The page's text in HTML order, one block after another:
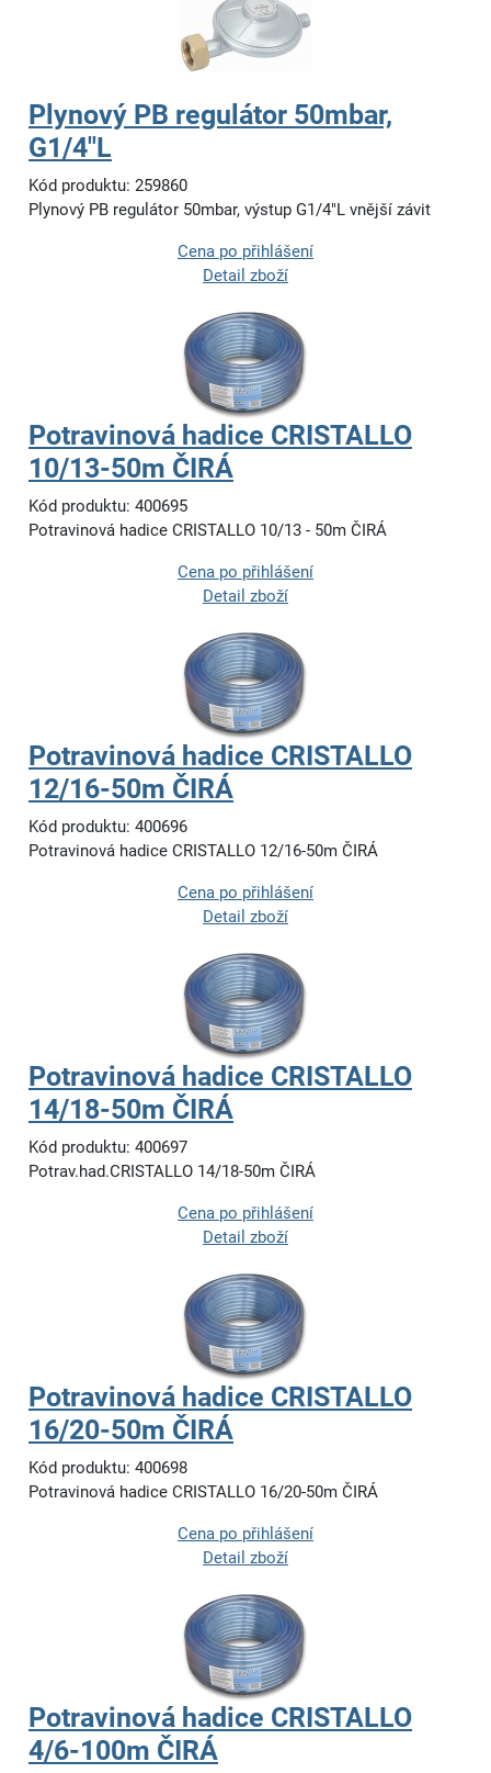
Plynový PB regulátor 50mbar,
G1/4"L
Kód produktu: 259860
Plynový PB regulátor 50mbar, výstup G1/4"L vnější závit
Cena po přihlášení
Detail zboží
Potravinová hadice CRISTALLO
10/13-50m ČIRÁ
Kód produktu: 400695
Potravinová hadice CRISTALLO 10/13 - 50m ČIRÁ
Cena po přihlášení
Detail zboží
Potravinová hadice CRISTALLO
12/16-50m ČIRÁ
Kód produktu: 400696
Potravinová hadice CRISTALLO 12/16-50m ČIRÁ
Cena po přihlášení
Detail zboží
Potravinová hadice CRISTALLO
14/18-50m ČIRÁ
Kód produktu: 400697
Potrav.had.CRISTALLO 14/18-50m ČIRÁ
Cena po přihlášení
Detail zboží
Potravinová hadice CRISTALLO
16/20-50m ČIRÁ
Kód produktu: 400698
Potravinová hadice CRISTALLO 16/20-50m ČIRÁ
Cena po přihlášení
Detail zboží
Potravinová hadice CRISTALLO
4/6-100m ČIRÁ